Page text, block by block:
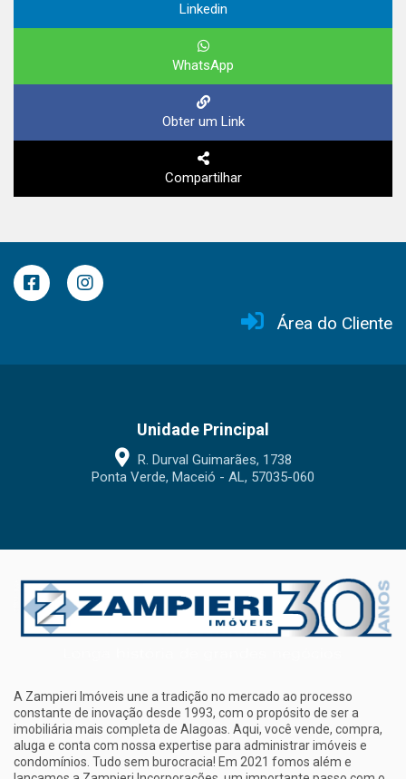
Linkedin
WhatsApp
Obter um Link
Compartilhar
Área do Cliente
Unidade Principal
R. Durval Guimarães, 1738
Ponta Verde, Maceió - AL, 57035-060
A Zampieri Imóveis une a tradição no mercado ao processo
constante de inovação desde 1993, com o propósito de ser a
imobiliária mais completa de Alagoas. Aqui, você vende, compra,
aluga e conta com nossa expertise para administrar imóveis e
condomínios. Tudo sem burocracia! Em 2021 fomos além e